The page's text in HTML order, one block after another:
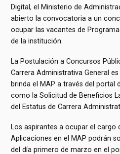
Digital, el Ministerio de
abierto la convocatoria a un
ocupar las vacantes de
de la institución.
La Postulación a Concursos
Carrera Administrativa General
brinda el MAP a través del portal
como la Solicitud de Beneficios
del Estatus de Carrera
Los aspirantes a ocupar el cargo
Aplicaciones en el MAP podrán
del día primero de marzo en el